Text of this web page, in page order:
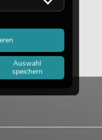
Auswahl
speichern